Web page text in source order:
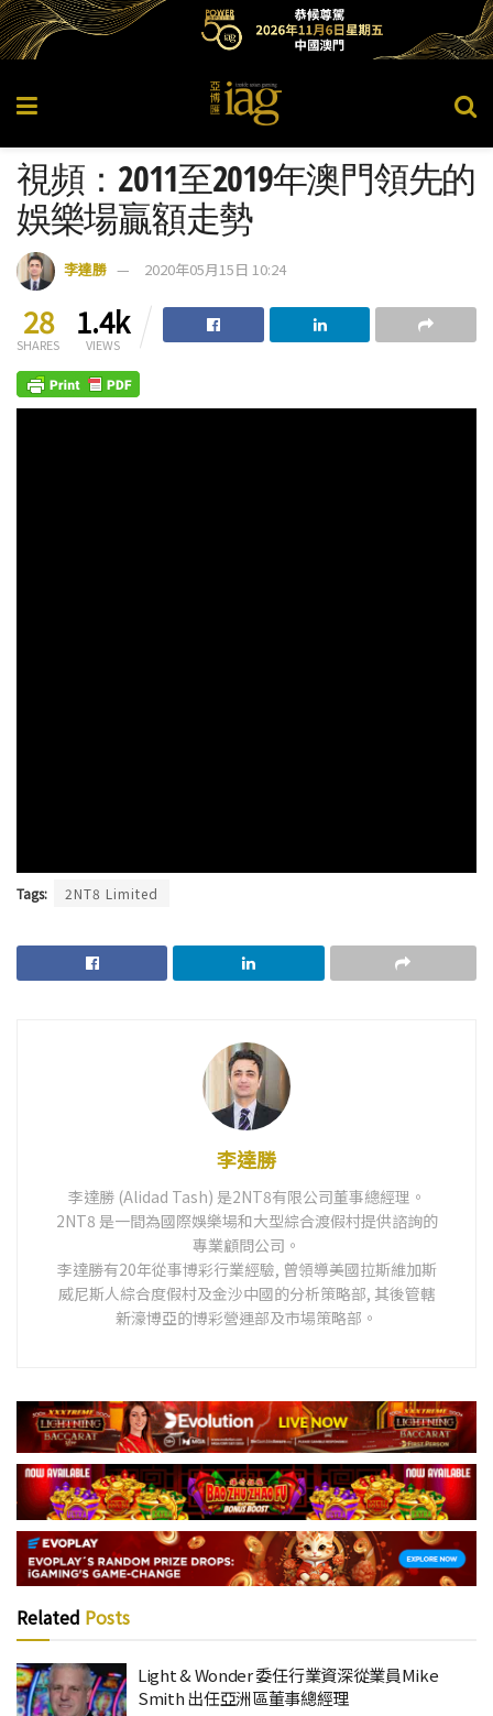
視頻：2011至2019年澳門領先的
娛樂場贏額走勢
李達勝 2020年05月15日 10:24
28
SHARES
1.4k
VIEWS
Tags: 2NT8 Limited
李達勝
李達勝 (Alidad Tash) 是2NT8有限公司董事總經理。
2NT8 是一間為國際娛樂場和大型綜合渡假村提供諮詢的
專業顧問公司。
李達勝有20年從事博彩行業經驗, 曾領導美國拉斯維加斯
威尼斯人綜合度假村及金沙中國的分析策略部, 其後管轄
新濠博亞的博彩營運部及市場策略部。
Related Posts
Light & Wonder 委任行業資深從業員Mike
Smith 出任亞洲區董事總經理